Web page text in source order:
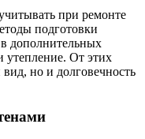
при ремонте
подготовки
дополнительных
утепление. От этих
но и долговечность